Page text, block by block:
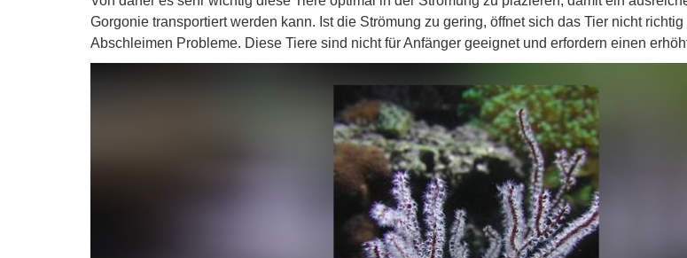
Gorgonie transportiert werden kann. Ist die Strömung zu gering, öffnet sich das Tier nicht
Abschleimen Probleme. Diese Tiere sind nicht für Anfänger geeignet und erfordern einen